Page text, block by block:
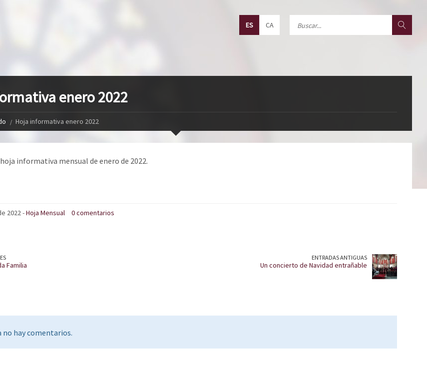
ES CA
enero 2022
Hoja informativa enero 2022
informativa mensual de enero de 2022.
2022 -Hoja Mensual 0 comentarios
Familia
ENTRADAS ANTIGUAS
Un concierto de Navidad entrañable
no hay comentarios.